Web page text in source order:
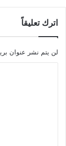
اترك تعليقاً
لن يتم نشر عنوان